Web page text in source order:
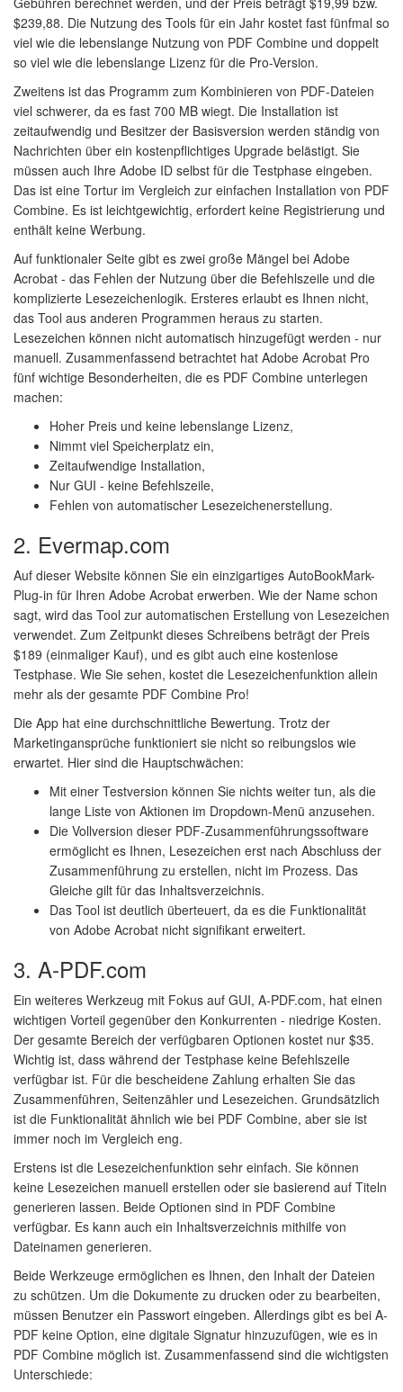
$239,88. Die Nutzung des Tools für ein Jahr kostet fast fünfmal so
viel wie die lebenslange Nutzung von PDF Combine und doppelt
so viel wie die lebenslange Lizenz für die Pro-Version.
Zweitens ist das Programm zum Kombinieren von PDF-Dateien
viel schwerer, da es fast 700 MB wiegt. Die Installation ist
zeitaufwendig und Besitzer der Basisversion werden ständig von
Nachrichten über ein kostenpflichtiges Upgrade belästigt. Sie
müssen auch Ihre Adobe ID selbst für die Testphase eingeben.
Das ist eine Tortur im Vergleich zur einfachen Installation von PDF
Combine. Es ist leichtgewichtig, erfordert keine Registrierung und
enthält keine Werbung.
Auf funktionaler Seite gibt es zwei große Mängel bei Adobe
Acrobat - das Fehlen der Nutzung über die Befehlszeile und die
komplizierte Lesezeichenlogik. Ersteres erlaubt es Ihnen nicht,
das Tool aus anderen Programmen heraus zu starten.
Lesezeichen können nicht automatisch hinzugefügt werden - nur
manuell. Zusammenfassend betrachtet hat Adobe Acrobat Pro
fünf wichtige Besonderheiten, die es PDF Combine unterlegen
machen:
Hoher Preis und keine lebenslange Lizenz,
Nimmt viel Speicherplatz ein,
Zeitaufwendige Installation,
Nur GUI - keine Befehlszeile,
Fehlen von automatischer Lesezeichenerstellung.
2. Evermap.com
Auf dieser Website können Sie ein einzigartiges AutoBookMark-
Plug-in für Ihren Adobe Acrobat erwerben. Wie der Name schon
sagt, wird das Tool zur automatischen Erstellung von Lesezeichen
verwendet. Zum Zeitpunkt dieses Schreibens beträgt der Preis
$189 (einmaliger Kauf), und es gibt auch eine kostenlose
Testphase. Wie Sie sehen, kostet die Lesezeichenfunktion allein
mehr als der gesamte PDF Combine Pro!
Die App hat eine durchschnittliche Bewertung. Trotz der
Marketingansprüche funktioniert sie nicht so reibungslos wie
erwartet. Hier sind die Hauptschwächen:
Mit einer Testversion können Sie nichts weiter tun, als die
lange Liste von Aktionen im Dropdown-Menü anzusehen.
Die Vollversion dieser PDF-Zusammenführungssoftware
ermöglicht es Ihnen, Lesezeichen erst nach Abschluss der
Zusammenführung zu erstellen, nicht im Prozess. Das
Gleiche gilt für das Inhaltsverzeichnis.
Das Tool ist deutlich überteuert, da es die Funktionalität
von Adobe Acrobat nicht signifikant erweitert.
3. A-PDF.com
Ein weiteres Werkzeug mit Fokus auf GUI, A-PDF.com, hat einen
wichtigen Vorteil gegenüber den Konkurrenten - niedrige Kosten.
Der gesamte Bereich der verfügbaren Optionen kostet nur $35.
Wichtig ist, dass während der Testphase keine Befehlszeile
verfügbar ist. Für die bescheidene Zahlung erhalten Sie das
Zusammenführen, Seitenzähler und Lesezeichen. Grundsätzlich
ist die Funktionalität ähnlich wie bei PDF Combine, aber sie ist
immer noch im Vergleich eng.
Erstens ist die Lesezeichenfunktion sehr einfach. Sie können
keine Lesezeichen manuell erstellen oder sie basierend auf Titeln
generieren lassen. Beide Optionen sind in PDF Combine
verfügbar. Es kann auch ein Inhaltsverzeichnis mithilfe von
Dateinamen generieren.
Beide Werkzeuge ermöglichen es Ihnen, den Inhalt der Dateien
zu schützen. Um die Dokumente zu drucken oder zu bearbeiten,
müssen Benutzer ein Passwort eingeben. Allerdings gibt es bei A-
PDF keine Option, eine digitale Signatur hinzuzufügen, wie es in
PDF Combine möglich ist. Zusammenfassend sind die wichtigsten
Unterschiede: